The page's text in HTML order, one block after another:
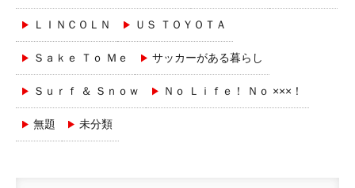
ＬＩＮＣＯＬＮ ＵＳ ＴＯＹＯＴＡ
Ｓａｋｅ Ｔｏ Ｍｅ サッカーがある暮らし
Ｓｕｒｆ ＆ Ｓｎｏｗ Ｎｏ Ｌｉｆｅ！ Ｎｏ ×××！
無題 未分類